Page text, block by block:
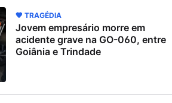
🖤 TRAGÉDIA
Jovem empresário morre em
acidente grave na GO-060, entre
Goiânia e Trindade